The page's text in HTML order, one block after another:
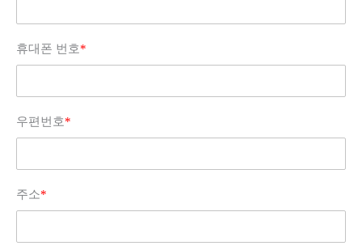
휴대폰 번호*
우편번호*
주소*